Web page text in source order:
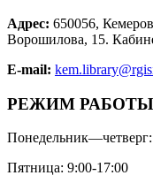
Адрес: 650056,
Ворошилова, 15.
E-mail:
РЕЖИМ
Пятница: 9:00-17:00